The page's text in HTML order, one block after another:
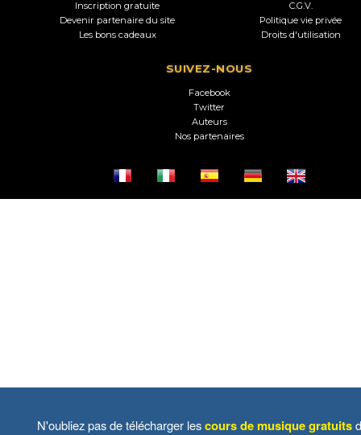
Inscription gratuite
Devenir partenaire du site
Les bons cadeaux
C.G.V.
Politique vie privée
Droits d'utilisation
SUIVEZ-NOUS
Facebook
Twitter
Auteurs
Nos partenaires
N'oubliez pas de télécharger lescours de musique gratuits